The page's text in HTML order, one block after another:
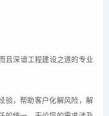
且深谙工程建设之道的专业
验，帮助客户化解风险，解